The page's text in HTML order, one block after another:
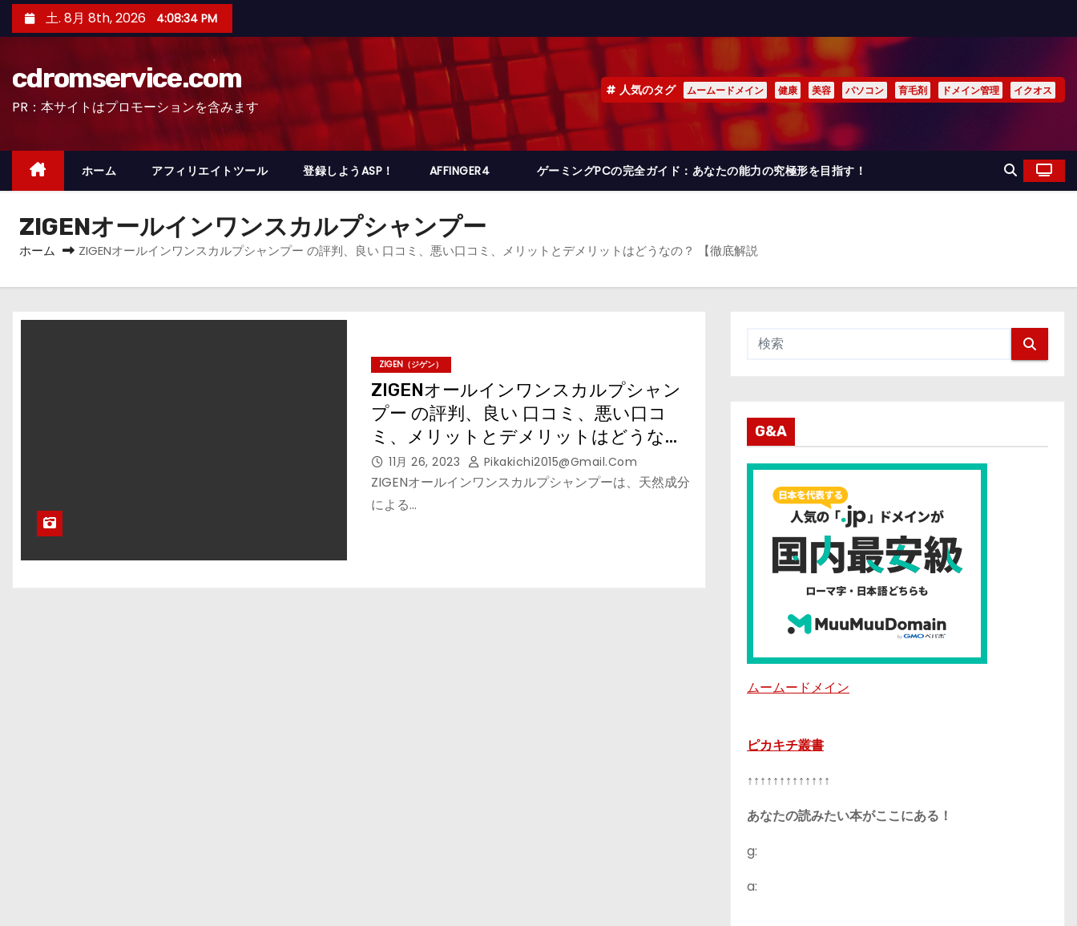
ン
ッ
土. 8月 8th, 2026 4:08:35 PM
cdromservice.com
PR：本サイトはプロモーションを含みます
人気のタグ ムームードメイン 健康 美容 パソコン 育毛剤 ドメイン管理 イクオス
ホーム アフィリエイトツール 登録しようASP！ AFFINGER4 ゲーミングPCの完全ガイド：あなたの能力の究極形を目指す！
ZIGENオールインワンスカルプシャンプー
ホーム ZIGENオールインワンスカルプシャンプー の評判、良い 口コミ、悪い口コミ、メリットとデメリットはどうなの？ 【徹底解説
ZIGEN（ジゲン）
ZIGENオールインワンスカルプシャン
プー の評判、良い 口コミ、悪い口コ
ミ、メリットとデメリットはどうな
の？ 【徹底解説
11月 26, 2023 Pikakichi2015@gmail.com
ZIGENオールインワンスカルプシャンプーは、天然成分
による…
G&A
ムームードメイン
ピカキチ叢書
↑↑↑↑↑↑↑↑↑↑↑↑↑
あなたの読みたい本がここにある！
g:
a: